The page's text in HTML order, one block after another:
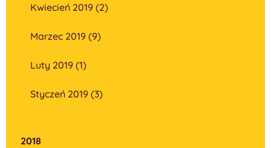
Kwiecień 2019 (2)
Marzec 2019 (9)
Luty 2019 (1)
Styczeń 2019 (3)
2018